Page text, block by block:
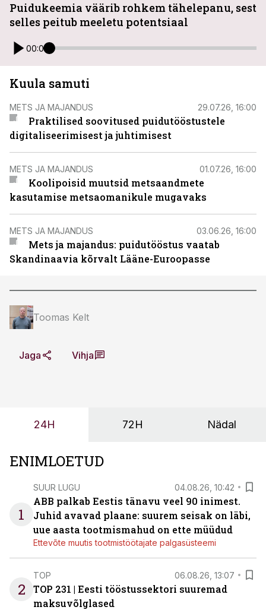
Puidukeemia väärib rohkem tähelepanu, sest
selles peitub meeletu potentsiaal
00:00
Kuula samuti
METS JA MAJANDUS 29.07.26, 16:00
Praktilised soovitused puidutööstustele
digitaliseerimisest ja juhtimisest
METS JA MAJANDUS 01.07.26, 16:00
Koolipoisid muutsid metsaandmete
kasutamise metsaomanikule mugavaks
METS JA MAJANDUS 03.06.26, 16:00
Mets ja majandus: puidutööstus vaatab
Skandinaavia kõrvalt Lääne-Euroopasse
Toomas Kelt
Jaga Vihja
24H 72H Nädal
ENIMLOETUD
1
SUUR LUGU 04.08.26, 10:42
ABB palkab Eestis tänavu veel 90 inimest.
Juhid avavad plaane: suurem seisak on läbi,
uue aasta tootmismahud on ette müüdud
Ettevõte muutis tootmistöötajate palgasüsteemi
2
TOP 06.08.26, 13:07
TOP 231 | Eesti tööstussektori suuremad
maksuvõlglased